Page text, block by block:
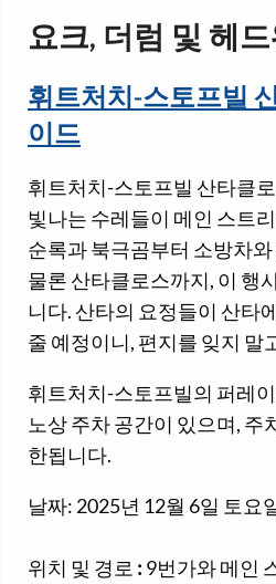
요크, 더럼 및 헤
휘트처치-스토프빌
이드
휘트처치-스토프빌 산타클
빛나는 수레들이 메인 스트
순록과 북극곰부터 소방차
물론 산타클로스까지, 이 행
니다. 산타의 요정들이 산타
줄 예정이니, 편지를 잊지 말
휘트처치-스토프빌의 퍼레
노상 주차 공간이 있으며, 주
한됩니다.
날짜: 2025년 12월 6일 토요
위치 및 경로 : 9번가와 메인